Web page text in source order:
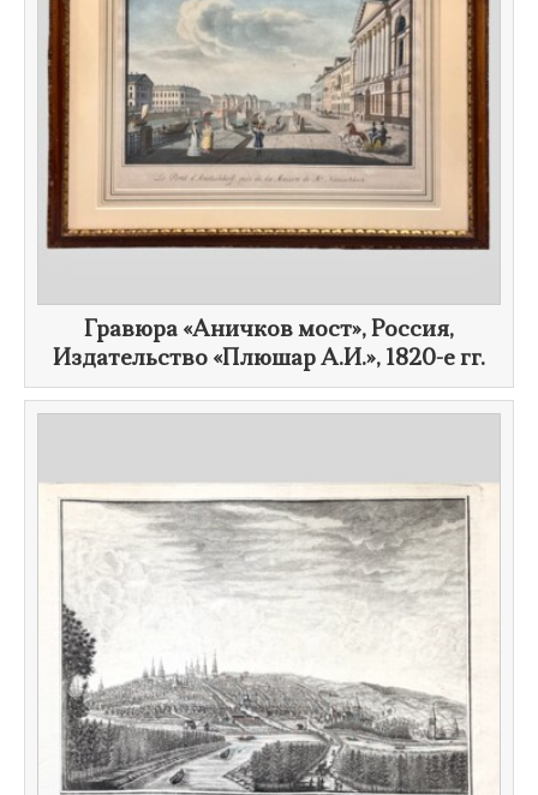
Гравюра «Аничков мост», Россия,
Издательство «Плюшар А.И.», 1820-е гг.